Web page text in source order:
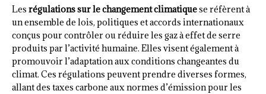
Les régulations sur le changement climatiquese réfèrent à
un ensemble de lois, politiques et accords internationaux
conçus pour contrôler ou réduire les gaz à effet de serre
produits par l’activité humaine. Elles visent également à
promouvoir l’adaptation aux conditions changeantes du
climat. Ces régulations peuvent prendre diverses formes,
allant des taxes carbone aux normes d’émission pour les